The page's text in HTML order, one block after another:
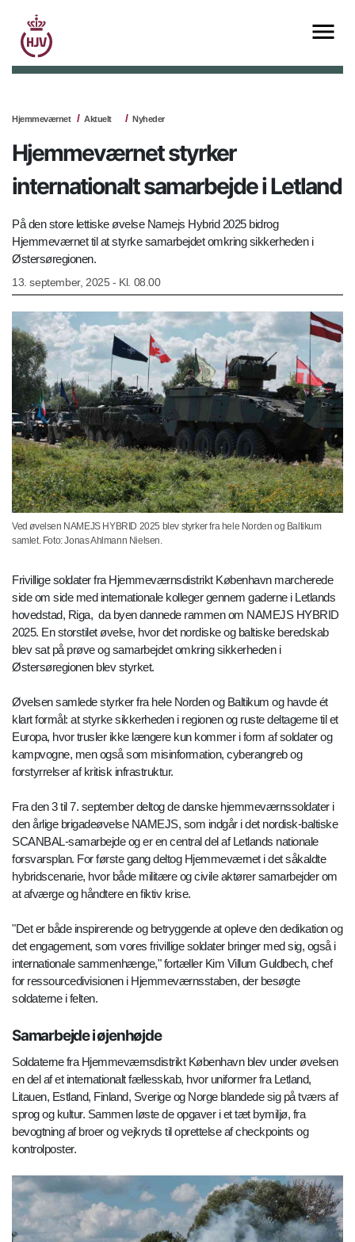
Hjemmeværnet Aktuelt Nyheder
Hjemmeværnet styrker
internationalt samarbejde i Letland
På den store lettiske øvelse Namejs Hybrid 2025 bidrog
Hjemmeværnet til at styrke samarbejdet omkring sikkerheden i
Østersøregionen.
13. september, 2025 - Kl. 08.00
Ved øvelsen NAMEJS HYBRID 2025 blev styrker fra hele Norden og Baltikum
samlet. Foto: Jonas Ahlmann Nielsen.
Frivillige soldater fra Hjemmeværnsdistrikt København marcherede
side om side med internationale kolleger gennem gaderne i Letlands
hovedstad, Riga, da byen dannede rammen om NAMEJS HYBRID
2025. En storstilet øvelse, hvor det nordiske og baltiske beredskab
blev sat på prøve og samarbejdet omkring sikkerheden i
Østersøregionen blev styrket.
Øvelsen samlede styrker fra hele Norden og Baltikum og havde ét
klart formål: at styrke sikkerheden i regionen og ruste deltagerne til et
Europa, hvor trusler ikke længere kun kommer i form af soldater og
kampvogne, men også som misinformation, cyberangreb og
forstyrrelser af kritisk infrastruktur.
Fra den 3 til 7. september deltog de danske hjemmeværnssoldater i
den årlige brigadeøvelse NAMEJS, som indgår i det nordisk-baltiske
SCANBAL-samarbejde og er en central del af Letlands nationale
forsvarsplan. For første gang deltog Hjemmeværnet i det såkaldte
hybridscenarie, hvor både militære og civile aktører samarbejder om
at afværge og håndtere en fiktiv krise.
"Det er både inspirerende og betryggende at opleve den dedikation og
det engagement, som vores frivillige soldater bringer med sig, også i
internationale sammenhænge," fortæller Kim Villum Guldbech, chef
for ressourcedivisionen i Hjemmeværnsstaben, der besøgte
soldaterne i felten.
Samarbejde i øjenhøjde
Soldaterne fra Hjemmeværnsdistrikt København blev under øvelsen
en del af et internationalt fællesskab, hvor uniformer fra Letland,
Litauen, Estland, Finland, Sverige og Norge blandede sig på tværs af
sprog og kultur. Sammen løste de opgaver i et tæt bymiljø, fra
bevogtning af broer og vejkryds til oprettelse af checkpoints og
kontrolposter.